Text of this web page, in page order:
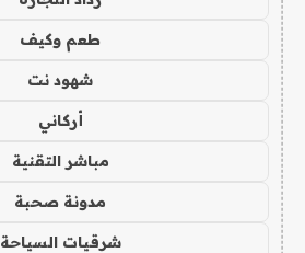
طعم وكيف
شهود نت
أركاني
مباشر التقنية
مدونة صحبة
شرقيات السياحة